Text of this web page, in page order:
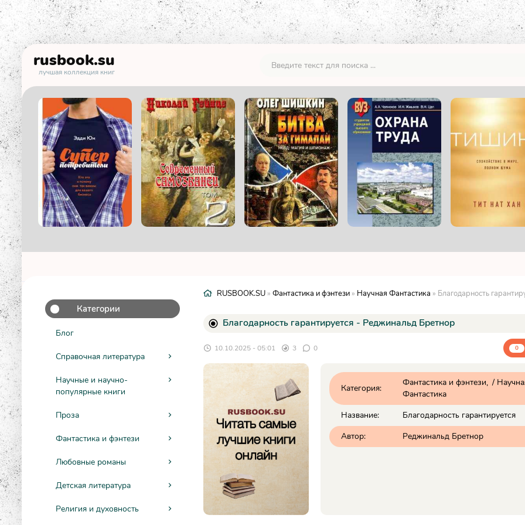
rusbook.su
лучшая коллекция книг
Категории
Блог
Справочная литература
Научные и научно-
популярные книги
Проза
Фантастика и фэнтези
Любовные романы
Детская литература
Религия и духовность
RUSBOOK.SU » Фантастика и фэнтези » Научная Фантастика » Благодарность гарантируется -
Благодарность гарантируется - Реджинальд Бретнор
10.10.2025 - 05:01 3 0 0
Категория:
Фантастика и фэнтези /
Фантастика
Название:
Благодарность гарантируется
Автор:
Реджинальд Бретнор